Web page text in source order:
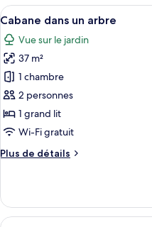
dans
un
arbre
Afficher
toutes
les
photos
pour
ce
type
de
chambre :
Cabane
arbre
12
Cabane dans un arbre
Vue sur le jardin
37 m²
1 chambre
2 personnes
1 grand lit
Wi-Fi gratuit
Plus de détails
Plus
Cabane
dans